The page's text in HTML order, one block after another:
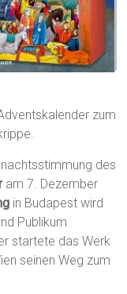
zum
des
am 7. Dezember
in Budapest wird
Publikum
startete das Werk
seinen Weg zum